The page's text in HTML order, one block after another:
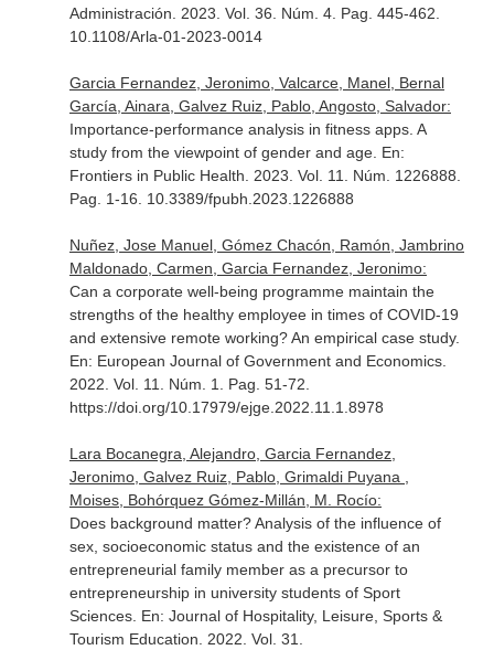
Administración . 2023. Vol. 36. Núm. 4. Pag. 445-462.
10.1108/Arla-01-2023-0014
Garcia Fernandez, Jeronimo, Valcarce, Manel, Bernal
García, Ainara, Galvez Ruiz, Pablo, Angosto, Salvador:
Importance-performance analysis in fitness apps. A
study from the viewpoint of gender and age. En:
Frontiers in Public Health . 2023. Vol. 11. Núm. 1226888.
Pag. 1-16. 10.3389/fpubh.2023.1226888
Nuñez, Jose Manuel, Gómez Chacón, Ramón, Jambrino
Maldonado, Carmen, Garcia Fernandez, Jeronimo:
Can a corporate well-being programme maintain the
strengths of the healthy employee in times of COVID-19
and extensive remote working? An empirical case study.
En: European Journal of Government and Economics.
2022. Vol. 11. Núm. 1. Pag. 51-72.
https://doi.org/10.17979/ejge.2022.11.1.8978
Lara Bocanegra, Alejandro, Garcia Fernandez,
Jeronimo, Galvez Ruiz, Pablo, Grimaldi Puyana ,
Moises, Bohórquez Gómez-Millán, M. Rocío:
Does background matter? Analysis of the influence of
sex, socioeconomic status and the existence of an
entrepreneurial family member as a precursor to
entrepreneurship in university students of Sport
Sciences. En: Journal of Hospitality, Leisure, Sports &
Tourism Education . 2022. Vol. 31.